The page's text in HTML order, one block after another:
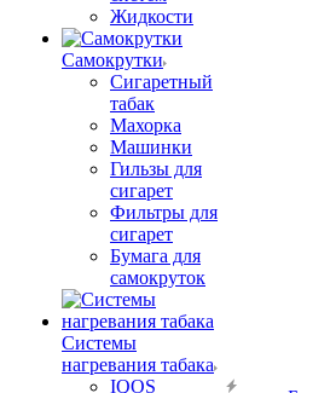
Жидкости
Самокрутки
Сигаретный
табак
Махорка
Машинки
Гильзы для
сигарет
Фильтры для
сигарет
Бумага для
самокруток
Системы
нагревания табака
IQOS